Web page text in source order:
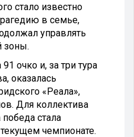
стало известно
в семье,
управлять
зоны.
очко и, за три тура
оказалась
«Реала»,
Для коллектива
стала
чемпионате.